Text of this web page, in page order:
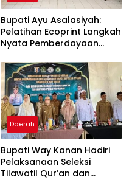
Bupati Ayu Asalasiyah:
Pelatihan Ecoprint Langkah
Nyata Pemberdayaan
Daerah
Bupati Way Kanan Hadiri
Pelaksanaan Seleksi
Tilawatil Qur’an dan